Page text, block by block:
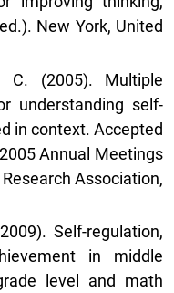
New York, United
(2005). Multiple
understanding self-
in context. Accepted
Annual Meetings
Association,
Self-regulation,
in middle
level and math